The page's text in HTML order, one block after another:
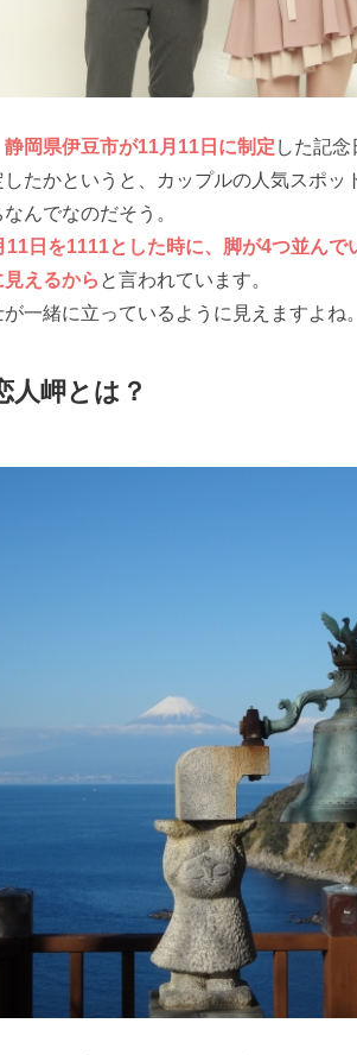
静岡県伊豆市が11月11日に制定 した記念
たかというと、カップルの人気スポッ
んでなのだそう。
11日を1111とした時に、脚が4つ並んで
えるから と言われています。
一緒に立っているように見えますよね。
岬とは？